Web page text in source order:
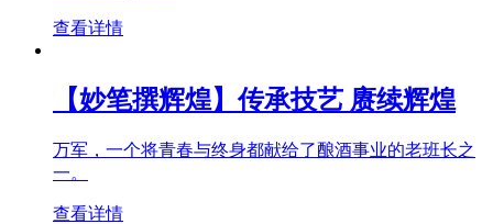
查看详情
【妙笔撰辉煌】传承技艺 赓续辉煌
万军，一个将青春与终身都献给了酿酒事业的老班长之
一。
查看详情